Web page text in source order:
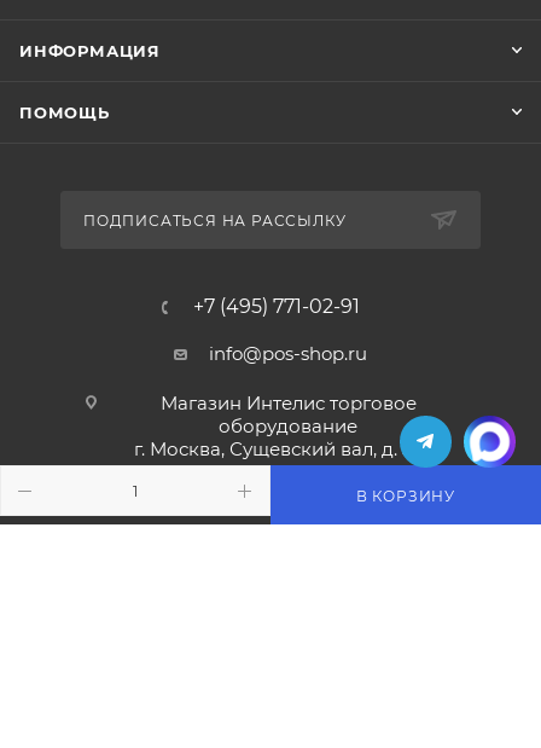
В КОРЗИНУ
ИНФОРМАЦИЯ
ПОМОЩЬ
ПОДПИСАТЬСЯ НА РАССЫЛКУ
+7 (495) 771-02-91
info@pos-shop.ru
Магазин Интелис торговое
оборудование
г. Москва, Сущевский вал, д. 5с1А'